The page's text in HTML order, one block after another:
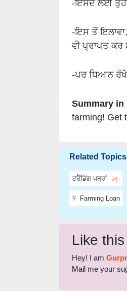
ਵੀ ਪ੍ਰਾਪਤ
farming! Get
Farming Loan
Like
Hey! I am